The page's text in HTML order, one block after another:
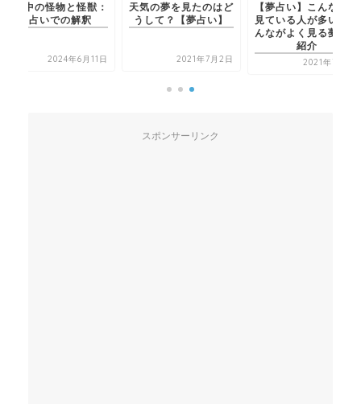
夢の中の怪物と怪獣：
夢占いでの解釈
2024年6月11日
天気の夢を見たのはど
うして？【夢占い】
2021年7月2日
【夢占い】こんな夢を
見ている人が多い！み
んながよく見る夢をご
紹介
2021年7月9日
スポンサーリンク